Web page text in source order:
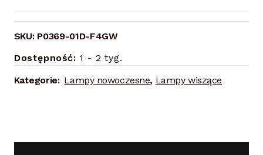
SKU: P0369-01D-F4GW
Dostępność: 1 - 2 tyg.
Kategorie: Lampy nowoczesne, Lampy wiszące